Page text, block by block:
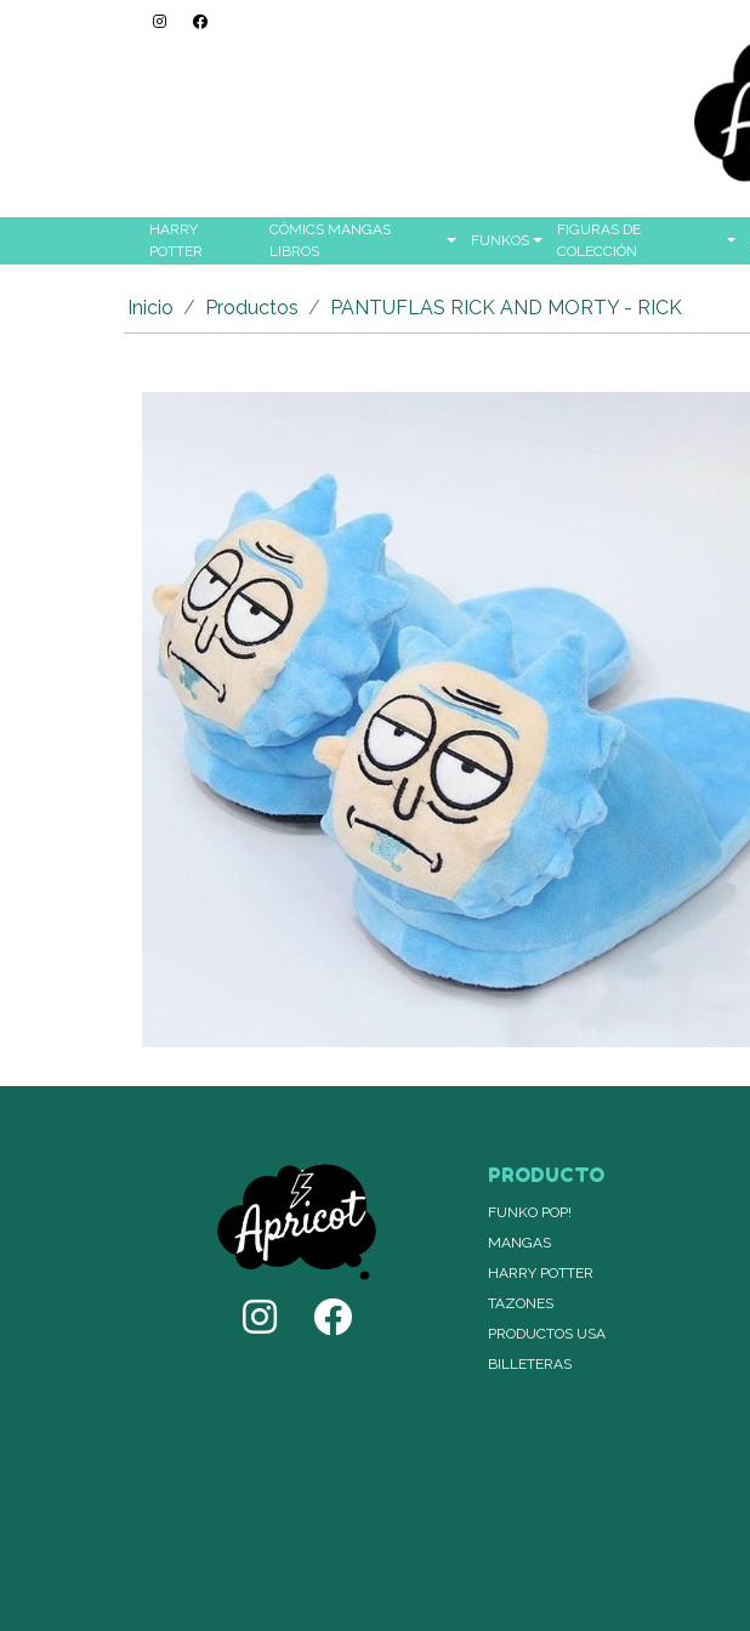
HARRY
POTTER
CÓMICS MANGAS
LIBROS
FUNKOS
FIGURAS DE
COLECCIÓN
Inicio Productos PANTUFLAS RICK AND MORTY - RICK
PRODUCTO
FUNKO POP!
MANGAS
HARRY POTTER
TAZONES
PRODUCTOS USA
BILLETERAS